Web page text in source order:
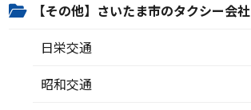
【その他】さいたま市のタクシー会社
日栄交通
昭和交通